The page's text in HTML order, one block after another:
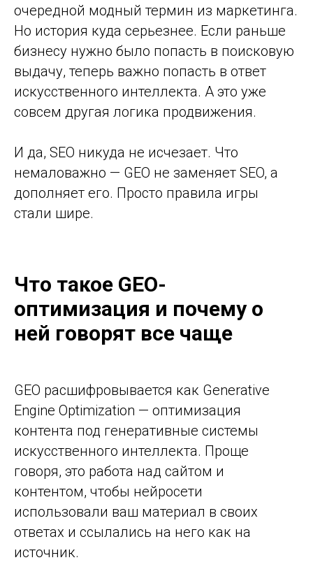
очередной модный термин из маркетинга.
Но история куда серьезнее. Если раньше
бизнесу нужно было попасть в поисковую
выдачу, теперь важно попасть в ответ
искусственного интеллекта. А это уже
совсем другая логика продвижения.
И да, SEO никуда не исчезает. Что
немаловажно — GEO не заменяет SEO, а
дополняет его. Просто правила игры
стали шире.
Что такое GEO-
оптимизация и почему о
ней говорят все чаще
GEO расшифровывается как Generative
Engine Optimization — оптимизация
контента под генеративные системы
искусственного интеллекта. Проще
говоря, это работа над сайтом и
контентом, чтобы нейросети
использовали ваш материал в своих
ответах и ссылались на него как на
источник.